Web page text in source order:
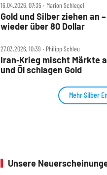
16.04.2026, 07:35 ‧ Marion Schlegel
Gold und Silber ziehen an
wieder über 80 Dollar
27.03.2026, 10:39 ‧ Philipp Schleu
Iran‑Krieg mischt Märkte
und Öl schlagen Gold
Mehr Silber
Unsere